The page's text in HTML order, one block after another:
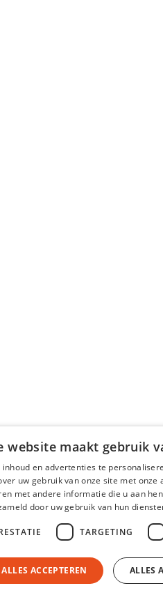
website maakt gebruik
en advertenties te
uw gebruik van onze site met
met andere informatie die u aan
door uw gebruik van hun
TARGETING
ALLES ACCEPTEREN ALLES